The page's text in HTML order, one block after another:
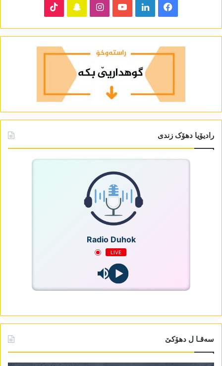
Facebook
LinkedIn
YouTube
Instagram
Snapchat
رادیۆیا دھۆک زندی
Radio Duhok
LIVE
سەقـا ل دھۆکێ